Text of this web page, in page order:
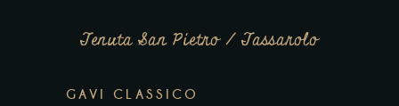
Tenuta San Pietro / Tassarolo
GAVI CLASSICO